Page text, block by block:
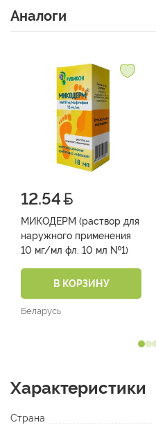
Аналоги
12.54
МИКОДЕРМ (раствор для
наружного применения
10 мг/мл фл. 10 мл №1)
В КОРЗИНУ
Беларусь
Характеристики
Страна